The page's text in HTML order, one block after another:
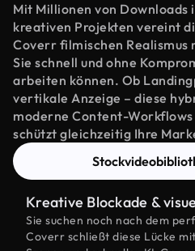
Mit Millionen von Downloads
kreativen Projekten vereint
Coverr filmischen
Sie schnell und ohne
arbeiten können. Ob
vertikale Anzeige – diese
moderne Content-
schützt gleichzeitig Ihre
Kreative Blockade &
Sie suchen noch nach dem
Coverr schließt diese Lücke